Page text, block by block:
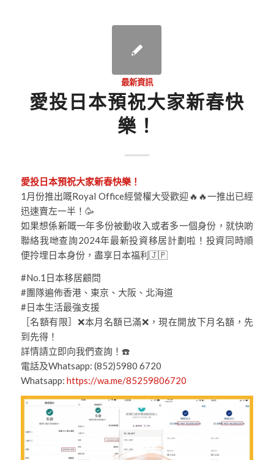
最新資訊
愛投日本預祝大家新春快
樂！
愛投日本預祝大家新春快樂！
1月份推出嘅Royal Office經營權大受歡迎🔥🔥一推出已經
迅速賣左一半！🥳
如果想係新嘅一年多份被動收入或者多一個身份，就快啲
聯絡我哋查詢2024年最新投資移居計劃啦！投資同時順
便拎埋日本身份，盡享日本福利🇯🇵
#No.1日本移居顧問
#團隊遍佈香港、東京、大阪、北海道
#日本生活最強支援
［名額有限］❌本月名額已滿❌，現在開放下月名額，先
到先得！
詳情請立即向我們查詢！☎️
電話及Whatsapp: (852)5980 6720
Whatsapp: https://wa.me/85259806720